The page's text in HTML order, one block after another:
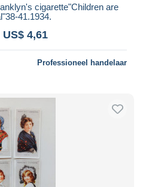
cigarette"Children are
41.1934.
US$ 4,61
Professioneel handelaar